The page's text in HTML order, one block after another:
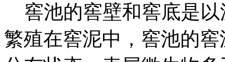
窖池的窖壁和窖底是以
繁殖在窖泥中，窖池的